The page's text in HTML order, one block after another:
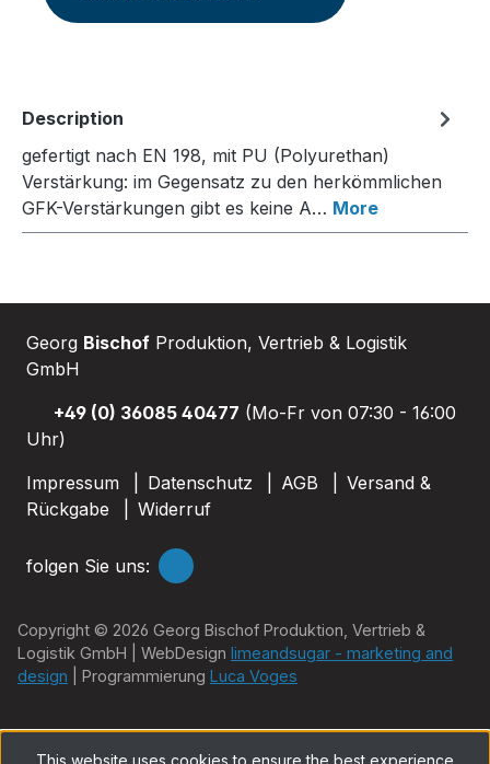
Description
gefertigt nach EN 198, mit PU (Polyurethan)
Verstärkung: im Gegensatz zu den herkömmlichen
GFK-Verstärkungen gibt es keine A… More
Georg Bischof Produktion, Vertrieb & Logistik
GmbH
+49 (0) 36085 40477 (Mo-Fr von 07:30 - 16:00
Uhr)
Impressum
Datenschutz AGB
Versand &
Rückgabe
Widerruf
folgen Sie uns:
Copyright © 2026 Georg Bischof Produktion, Vertrieb &
Logistik GmbH | WebDesign limeandsugar - marketing and
design | Programmierung Luca Voges
This website uses cookies to ensure the best experience